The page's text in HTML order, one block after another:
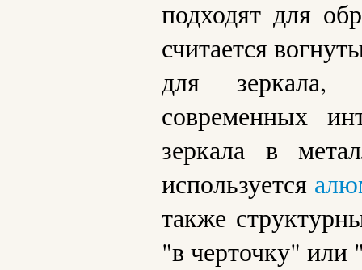
подходят для
считается
для зеркала,
современных
зеркала в
используется
также
"в черточку" или